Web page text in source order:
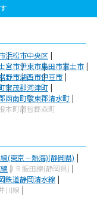
浜松市中央区
宮市伊東市島田市富士市
野市湖西市伊豆市
賀茂郡河津町
函南町駿東郡清水町
本町周智郡森町
(東京－熱海)(静岡県)
ＪＲ飯田線(静岡県)
鉄道静岡清水線
川線